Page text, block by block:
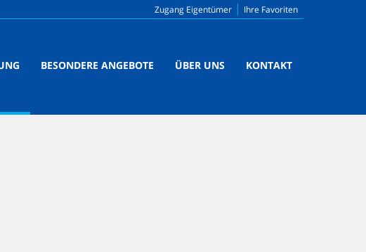
Ihre Favoriten
Zugang Eigentümer
BESONDERE ANGEBOTE ÜBER UNS KONTAKT